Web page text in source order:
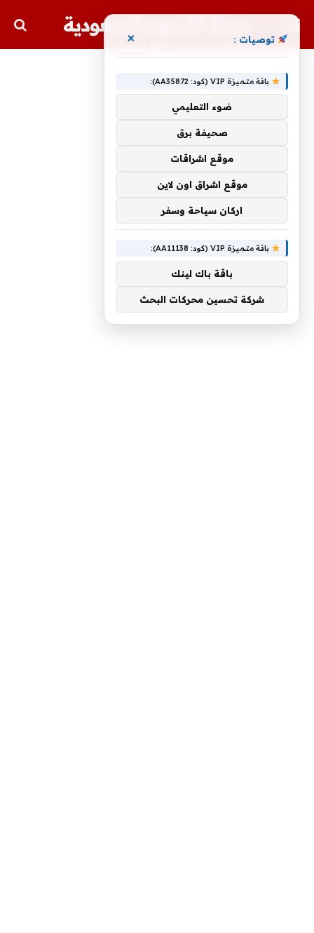
مجلة الأسهم السعودية
توصيات : ×
باقة متميزة VIP (كود: AA35872):
ضوء التعليمي
صحيفة برق
موقع اشراقات
موقع اشراق اون لاين
اركان سياحة وسفر
باقة متميزة VIP (كود: AA11138):
باقة باك لينك
شركة تحسين محركات البحث